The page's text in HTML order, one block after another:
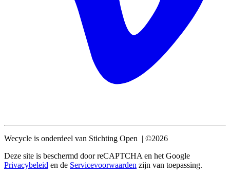
Wecycle is onderdeel van Stichting Open | ©2026
Deze site is beschermd door reCAPTCHA en het Google
Privacybeleid en de Servicevoorwaarden zijn van toepassing.